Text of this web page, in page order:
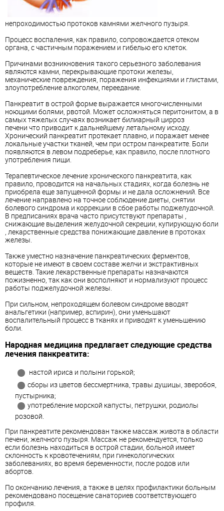
непроходимостью протоков камнями желчного пузыря.
Процесс воспаления, как правило, сопровождается отеком
органа, с частичным поражением и гибелью его клеток.
Причинами возникновения такого серьезного заболевания
являются камни, перекрывающие протоки железы,
механические повреждения, поражения инфекциями и глистами,
злоупотребление алкоголем, переедание.
Панкреатит в острой форме выражается многочисленными
ноющими болями, рвотой. Может осложняться перитонитом, а в
самых тяжелых случаях возникает билиарный цирроз
печени что приводит к дальнейшему летальному исходу.
Хронический панкреатит протекает плавно, и поражает менее
локальные участки тканей, чем при остром панкреатите. Боли
появляются в левом подреберье, как правило, после плотного
употребления пищи.
Терапевтическое лечение хронического панкреатита, как
правило, проводится на начальных стадиях, когда болезнь не
приобрела еще запущенной формы и не дала осложнений. Все
лечение направлено на точное соблюдение диеты, снятии
болевого синдрома и коррекции в сбое работы поджелудочной.
В предписаниях врача часто присутствуют препараты ,
снижающие выделения желудочной секреции, купирующую боли
, лекарственные средства понижающие давление в протоках
железы.
Также уместно назначение панкреатических ферментов,
которые не имеют в своем составе желчи и экстрактивных
веществ. Такие лекарственные препараты назначаются
пожизненно, так как они восполняют и нормализуют процесс
работы поджелудочной железы.
При сильном, непроходящем болевом синдроме вводят
анальгетики (например, аспирин), они уменьшают
воспалительный процесс в тканях и приводят к уменьшению
боли.
Народная медицина предлагает следующие средства
лечения панкреатита:
настой ириса и полыни горькой;
сборы из цветов бессмертника, травы душицы, зверобоя,
пустырника;
употребление морской капусты, петрушки, родиолы
розовой.
При панкреатите рекомендован также массаж живота в области
печени, желчного пузыря. Массаж не рекомендуется, только
если болезнь находиться в острой стадии, больной имеет
склонность к кровотечениям, при гинекологических
заболеваниях, во время беременности, после родов или
абортов.
По окончанию лечения, а также в целях профилактики больным
рекомендовано посещение санаториев соответствующего
профиля.